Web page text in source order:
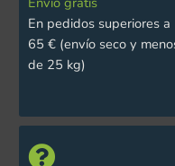
En pedidos superiores a
65 € (envío seco y
de 25 kg)